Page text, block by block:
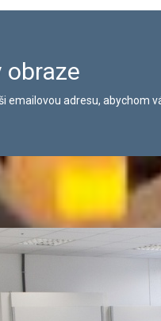
obraze
emailovou adresu, abychom